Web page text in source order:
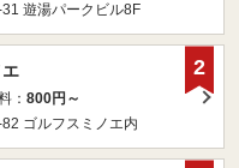
遊湯パークビル8F
： 800円～
ゴルフスミノエ内
2